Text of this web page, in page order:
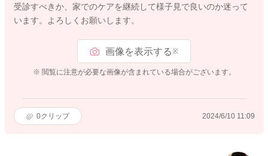
受診すべきか、家でのケアを継続して様子見で良いのか迷って
います。よろしくお願いします。
画像を表示する※
※ 閲覧に注意が必要な画像が含まれている場合がございます。
0クリップ 2024/6/10 11:09